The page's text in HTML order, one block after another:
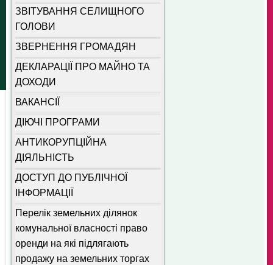
ЗВІТУВАННЯ СЕЛИЩНОГО
ГОЛОВИ
ЗВЕРНЕННЯ ГРОМАДЯН
ДЕКЛАРАЦІЇ ПРО МАЙНО ТА
ДОХОДИ
ВАКАНСІЇ
ДІЮЧІ ПРОГРАМИ
АНТИКОРУПЦІЙНА
ДІЯЛЬНІСТЬ
ДОСТУП ДО ПУБЛІЧНОЇ
ІНФОРМАЦІЇ
Перелік земельних ділянок
комунальної власності право
оренди на які підлягають
продажу на земельних торгах